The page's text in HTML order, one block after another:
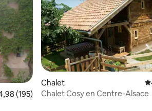
: 4,88 sur 5
moyenne sur la base de 195
(195)
Chalet
Chalet Cosy en Centre-Alsace